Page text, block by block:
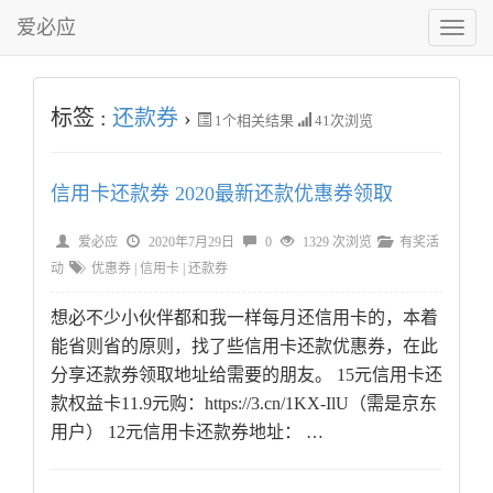
切
换
菜
爱必应
标签 : 还款券 › 1个相关结果 41次浏览
信用卡还款券 2020最新还款优惠券领取
爱必应 2020年7月29日 0 1329 次浏览
有奖活
动
优惠券 信用卡 还款券
想必不少小伙伴都和我一样每月还信用卡的，本着
能省则省的原则，找了些信用卡还款优惠券，在此
分享还款券领取地址给需要的朋友。 15元信用卡还
款权益卡11.9元购：https://3.cn/1KX-IlU（需是京东
用户） 12元信用卡还款券地址： …